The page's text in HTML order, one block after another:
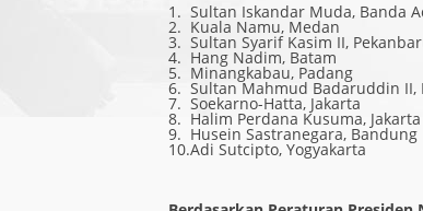
1. Sultan Iskandar Muda, Banda
2. Kuala Namu, Medan
3. Sultan Syarif Kasim II,
4. Hang Nadim, Batam
5. Minangkabau, Padang
6. Sultan Mahmud Badaruddin II,
7. Soekarno-Hatta, Jakarta
8. Halim Perdana Kusuma, Jakarta
9. Husein Sastranegara, Bandung
10.Adi Sutcipto, Yogyakarta